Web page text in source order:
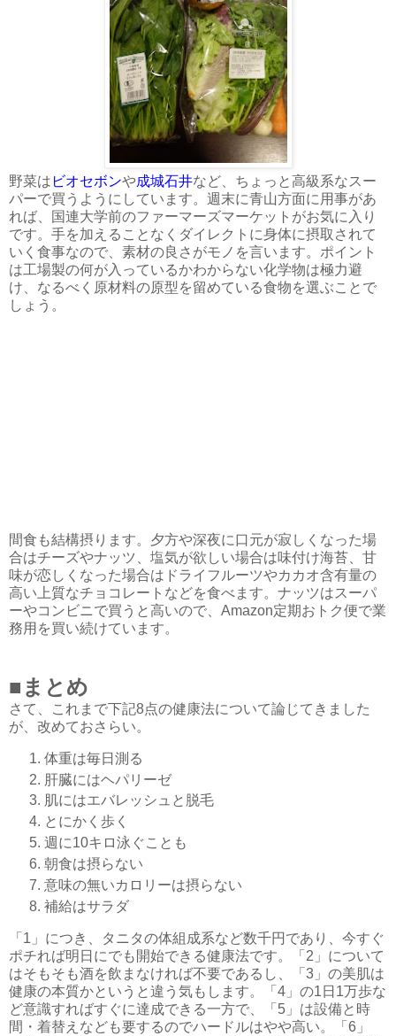
野菜は ビオセボンや成城石井など、ちょっと高級系なスー
パーで買うようにしています。週末に青山方面に用事があ
れば、国連大学前のファーマーズマーケットがお気に入り
です。手を加えることなくダイレクトに身体に摂取されて
いく食事なので、素材の良さがモノを言います。ポイント
は工場製の何が入っているかわからない化学物は極力避
け、なるべく原材料の原型を留めている食物を選ぶことで
しょう。
間食も結構摂ります。夕方や深夜に口元が寂しくなった場
合はチーズやナッツ、塩気が欲しい場合は味付け海苔、甘
味が恋しくなった場合はドライフルーツやカカオ含有量の
高い上質なチョコレートなどを食べます。ナッツはスーパ
ーやコンビニで買うと高いので、Amazon定期おトク便で業
務用を買い続けています。
■まとめ
さて、これまで下記8点の健康法について論じてきました
が、改めておさらい。
体重は毎日測る
肝臓にはヘパリーゼ
肌にはエバレッシュと脱毛
とにかく歩く
週に10キロ泳ぐことも
朝食は摂らない
意味の無いカロリーは摂らない
補給はサラダ
「1」につき、タニタの体組成系など数千円であり、今すぐ
ポチれば明日にでも開始できる健康法です。「2」について
はそもそも酒を飲まなければ不要であるし、「3」の美肌は
健康の本質かというと違う気もします。「4」の1日1万歩な
ど意識すればすぐに達成できる一方で、「5」は設備と時
間・着替えなども要するのでハードルはやや高い。「6」